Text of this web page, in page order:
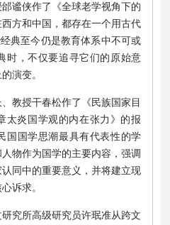
谧侠作了《全球老学视角下的
方和中国，都存在一个用古代
典至今仍是教育体系中不可或
时，不仅要追寻它们的原始意
演变。
教授干春松作了《民族国家目
炎国学观的内在张力》的报
国国学思潮最具有代表性的学
物作为国学的主要内容，强调
同中的重要意义，并将建立现
诉求。
究所高级研究员许珉准从跨文